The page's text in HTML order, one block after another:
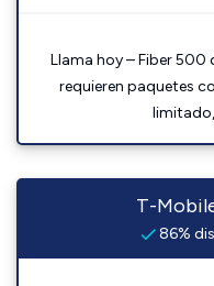
Llama hoy – Fiber 500
requieren paquetes
T-
86%